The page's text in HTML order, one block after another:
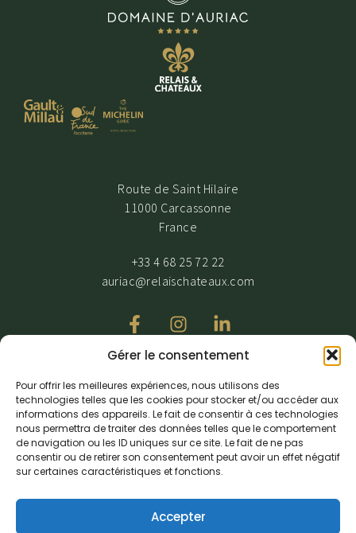
Gérer le consentement
Pour offrir les meilleures expériences, nous utilisons des
technologies telles que les cookies pour stocker et/ou accéder aux
informations des appareils. Le fait de consentir à ces technologies
nous permettra de traiter des données telles que le comportement
de navigation ou les ID uniques sur ce site. Le fait de ne pas
consentir ou de retirer son consentement peut avoir un effet négatif
sur certaines caractéristiques et fonctions.
Accepter
Route de Saint Hilaire
11000 Carcassonne
France
+33 4 68 25 72 22
auriac@relaischateaux.com
Nous recevons avec grande attention nos clients en situation de
PMR, toutefois notre établissement ayant des dérogations veuillez
nous contacter pour organiser votre venue.